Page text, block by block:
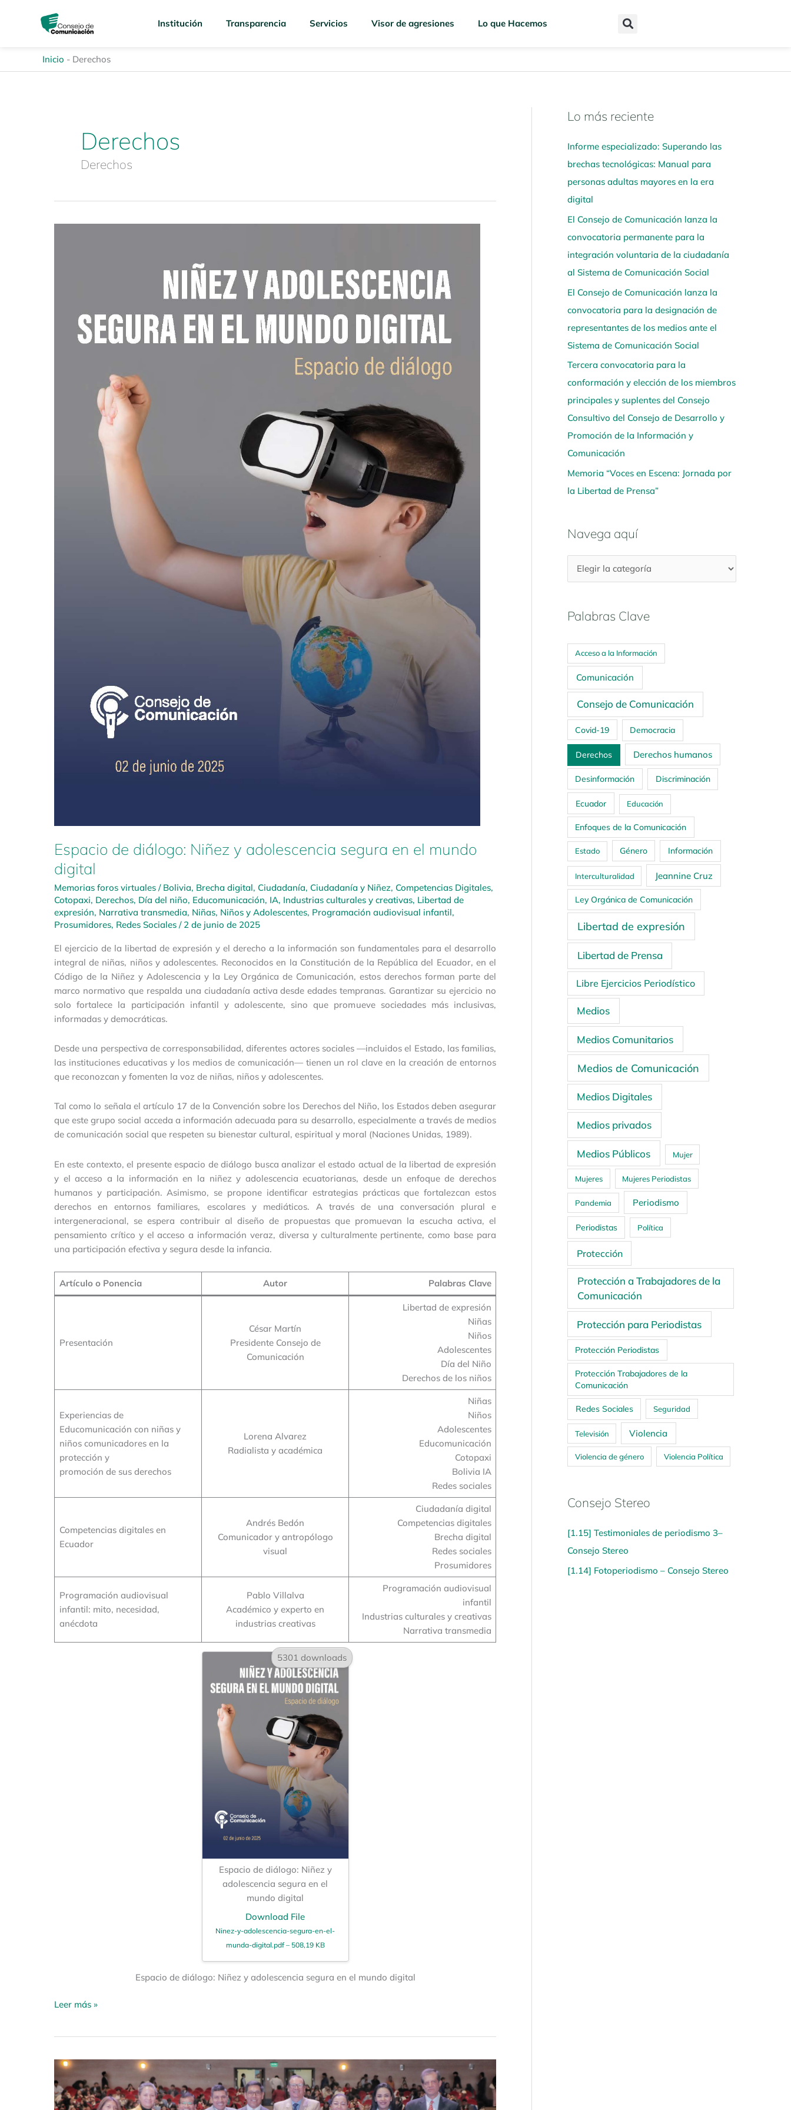
Institución Transparencia Servicios Visor de agresiones Lo que Hacemos
Inicio - Derechos
Derechos
Derechos
Espacio de diálogo: Niñez y adolescencia segura en el mundo
digital
Memorias foros virtuales / Bolivia, Brecha digital, Ciudadanía, Ciudadanía y Niñez, Competencias Digitales,
Cotopaxi, Derechos, Día del niño, Educomunicación, IA, Industrias culturales y creativas, Libertad de
expresión, Narrativa transmedia, Niñas, Niños y Adolescentes, Programación audiovisual infantil,
Prosumidores, Redes Sociales / 2 de junio de 2025
El ejercicio de la libertad de expresión y el derecho a la información son fundamentales para el desarrollo
integral de niñas, niños y adolescentes. Reconocidos en la Constitución de la República del Ecuador, en el
Código de la Niñez y Adolescencia y la Ley Orgánica de Comunicación, estos derechos forman parte del
marco normativo que respalda una ciudadanía activa desde edades tempranas. Garantizar su ejercicio no
solo fortalece la participación infantil y adolescente, sino que promueve sociedades más inclusivas,
informadas y democráticas.
Desde una perspectiva de corresponsabilidad, diferentes actores sociales —incluidos el Estado, las familias,
las instituciones educativas y los medios de comunicación— tienen un rol clave en la creación de entornos
que reconozcan y fomenten la voz de niñas, niños y adolescentes.
Tal como lo señala el artículo 17 de la Convención sobre los Derechos del Niño, los Estados deben asegurar
que este grupo social acceda a información adecuada para su desarrollo, especialmente a través de medios
de comunicación social que respeten su bienestar cultural, espiritual y moral (Naciones Unidas, 1989).
En este contexto, el presente espacio de diálogo busca analizar el estado actual de la libertad de expresión
y el acceso a la información en la niñez y adolescencia ecuatorianas, desde un enfoque de derechos
humanos y participación. Asimismo, se propone identificar estrategias prácticas que fortalezcan estos
derechos en entornos familiares, escolares y mediáticos. A través de una conversación plural e
intergeneracional, se espera contribuir al diseño de propuestas que promuevan la escucha activa, el
pensamiento crítico y el acceso a información veraz, diversa y culturalmente pertinente, como base para
una participación efectiva y segura desde la infancia.
Artículo o Ponencia Autor Palabras Clave
Presentación
César Martín
Presidente Consejo de
Comunicación
Libertad de expresión
Niñas
Niños
Adolescentes
Día del Niño
Derechos de los niños
Experiencias de
Educomunicación con niñas y
niños comunicadores en la
protección y
promoción de sus derechos
Lorena Alvarez
Radialista y académica
Niñas
Niños
Adolescentes
Educomunicación
Cotopaxi
Bolivia IA
Redes sociales
Competencias digitales en
Ecuador
Andrés Bedón
Comunicador y antropólogo
visual
Ciudadanía digital
Competencias digitales
Brecha digital
Redes sociales
Prosumidores
Programación audiovisual
infantil: mito, necesidad,
anécdota
Pablo Villalva
Académico y experto en
industrias creativas
Programación audiovisual
infantil
Industrias culturales y creativas
Narrativa transmedia
5301 downloads
Espacio de diálogo: Niñez y
adolescencia segura en el
mundo digital
Download File
Ninez-y-adolescencia-segura-en-el-
munda-digital.pdf – 508,19 KB
Espacio de diálogo: Niñez y adolescencia segura en el mundo digital
segura
Leer más »
El
Consejo
de
Comunicación
Lo más reciente
Informe especializado: Superando las
brechas tecnológicas: Manual para
personas adultas mayores en la era
digital
El Consejo de Comunicación lanza la
convocatoria permanente para la
integración voluntaria de la ciudadanía
al Sistema de Comunicación Social
El Consejo de Comunicación lanza la
convocatoria para la designación de
representantes de los medios ante el
Sistema de Comunicación Social
Tercera convocatoria para la
conformación y elección de los miembros
principales y suplentes del Consejo
Consultivo del Consejo de Desarrollo y
Promoción de la Información y
Comunicación
Memoria “Voces en Escena: Jornada por
la Libertad de Prensa”
Navega aquí
N
v
e
g
a
a
q
u
í
Palabras Clave
Acceso a la Información
Comunicación
Consejo de Comunicación
Covid-19 Democracia
Derechos Derechos humanos
Desinformación Discriminación
Ecuador Educación
Enfoques de la Comunicación
Estado Género Información
Interculturalidad Jeannine Cruz
Ley Orgánica de Comunicación
Libertad de expresión
Libertad de Prensa
Libre Ejercicios Periodístico
Medios
Medios Comunitarios
Medios de Comunicación
Medios Digitales
Medios privados
Medios Públicos Mujer
Mujeres Mujeres Periodistas
Pandemia Periodismo
Periodistas Política
Protección
Protección a Trabajadores de la
Comunicación
Protección para Periodistas
Protección Periodistas
Protección Trabajadores de la
Comunicación
Redes Sociales Seguridad
Televisión Violencia
Violencia de género Violencia Política
Consejo Stereo
[1.15] Testimoniales de periodismo 3–
Consejo Stereo
[1.14] Fotoperiodismo – Consejo Stereo